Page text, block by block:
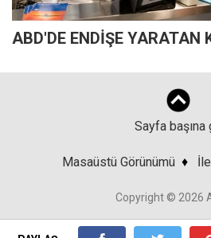
ABD'DE ENDİŞE YARATAN
Sayfa başına
Masaüstü Görünümü ♦
Copyright © 2026